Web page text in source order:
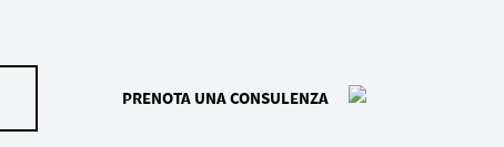
PRENOTA UNA CONSULENZA